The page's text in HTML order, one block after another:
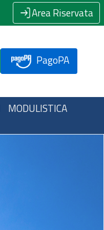
Area Riservata
PagoPA
MODULISTICA